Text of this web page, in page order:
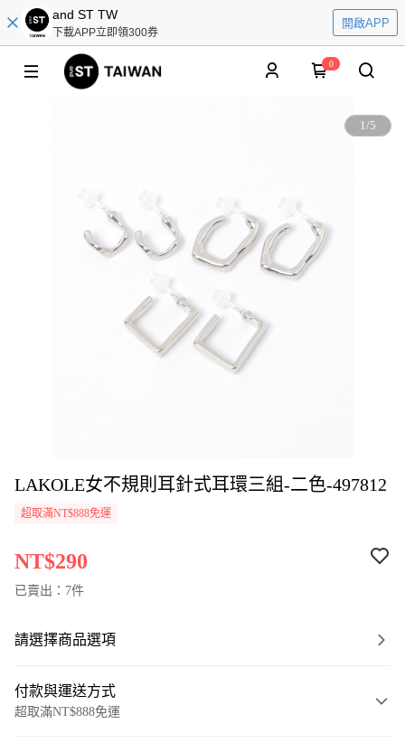
and ST TW
下載APP立即領300券
開啟APP
0
1/5
LAKOLE女不規則耳針式耳環三組-二色-497812
超取滿NT$888免運
NT$290
已賣出：7件
請選擇商品選項
付款與運送方式
超取滿NT$888免運